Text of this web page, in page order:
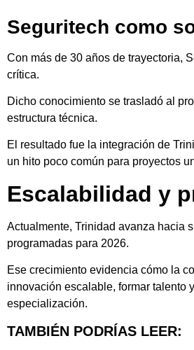
Seguritech como
Con más de 30 años de trayectoria,
crítica.
Dicho conocimiento se trasladó al
estructura técnica.
El resultado fue la integración de
un hito poco común para proyectos
Escalabilidad y
Actualmente, Trinidad avanza hacia
programadas para 2026.
Ese crecimiento evidencia cómo la
innovación escalable, formar talento
especialización.
TAMBIÉN PODRÍAS LEER: